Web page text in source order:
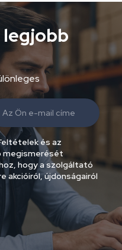
legjobb
és az
megismerését
hogy a szolgáltató
akcióiról, újdonságairól